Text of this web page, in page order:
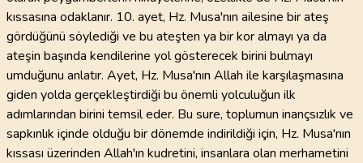
kıssasına odaklanır. 10. ayet, Hz. Musa'nın ailesine bir ateş
gördüğünü söylediği ve bu ateşten ya bir kor almayı ya da
ateşin başında kendilerine yol gösterecek birini bulmayı
umduğunu anlatır. Ayet, Hz. Musa'nın Allah ile karşılaşmasına
giden yolda gerçekleştirdiği bu önemli yolculuğun ilk
adımlarından birini temsil eder. Bu sure, toplumun inançsızlık ve
sapkınlık içinde olduğu bir dönemde indirildiği için, Hz. Musa'nın
kıssası üzerinden Allah'ın kudretini, insanlara olan merhametini